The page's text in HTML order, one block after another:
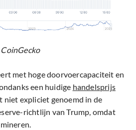
met hoge doorvoercapaciteit en
een huidige handelsprijs
niet expliciet genoemd in de
richtlijn van Trump, omdat